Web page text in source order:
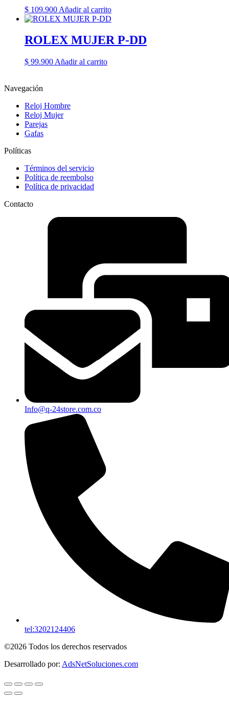
$ 109.900 Añadir al carrito
ROLEX MUJER P-DD
$ 99.900 Añadir al carrito
Navegación
Reloj Hombre
Reloj Mujer
Parejas
Gafas
Políticas
Términos del servicio
Política de reembolso
Política de privacidad
Contacto
Info@q-24store.com.co
tel:3202124406
©2026 Todos los derechos reservados
Desarrollado por: AdsNetSoluciones.com